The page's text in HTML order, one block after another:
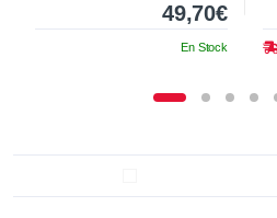
49,70€
En Stock